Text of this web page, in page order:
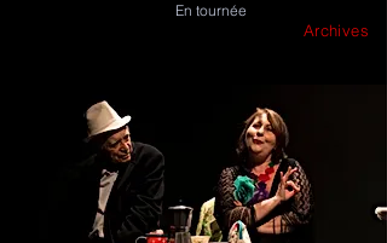
En tournée
Archives